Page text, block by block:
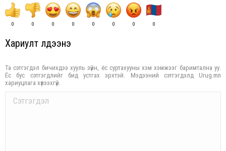
0 0 0 0 0 0 0 0
Хариулт үлдээнэ үү
Та сэтгэгдэл бичихдээ хууль зүйн, ёс суртахууны хэм хэмжээг баримтална уу.
Ёс бус сэтгэгдлийг бид устгах эрхтэй. Мэдээний сэтгэгдэлд Urug.mn
хариуцлага хүлээхгүй.
Comment